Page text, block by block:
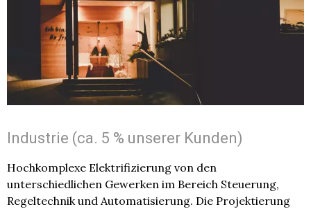
Industrie (ca. 5 % unserer Kunden)
Hochkomplexe Elektrifizierung von den
unterschiedlichen Gewerken im Bereich Steuerung,
Regeltechnik und Automatisierung. Die Projektierung